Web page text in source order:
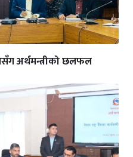
अर्थमन्त्रीको छलफल